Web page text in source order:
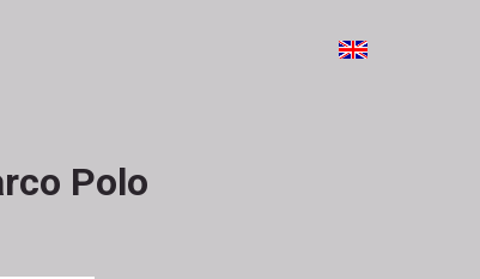
Polo